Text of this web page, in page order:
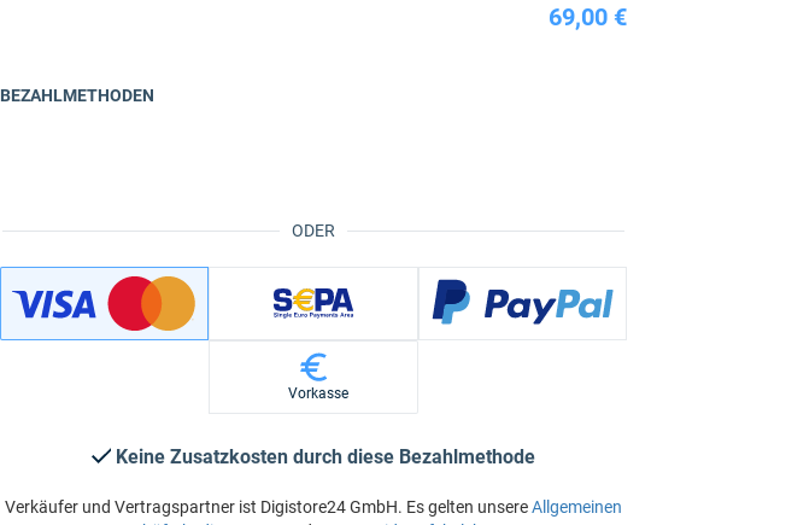
69,00 €
ODER
BEZAHLMETHODEN
Vorkasse
Keine Zusatzkosten durch diese Bezahlmethode
Verkäufer und Vertragspartner ist Digistore24 GmbH. Es gelten unsereAllgemeinen